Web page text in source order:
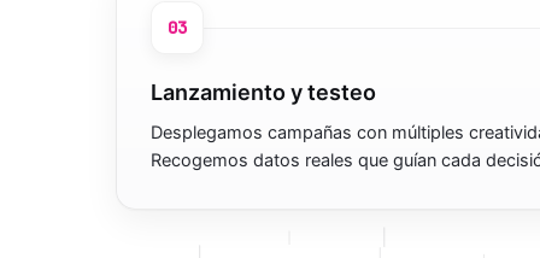
03
Lanzamiento y testeo
Desplegamos campañas con múltiples
Recogemos datos reales que guían cada